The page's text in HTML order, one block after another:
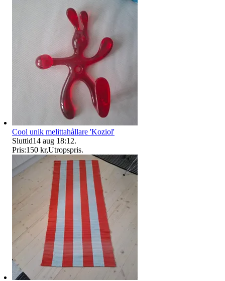
Cool unik melittahållare 'Koziol'
Sluttid14 aug 18:12.
Pris:150 kr,Utropspris.